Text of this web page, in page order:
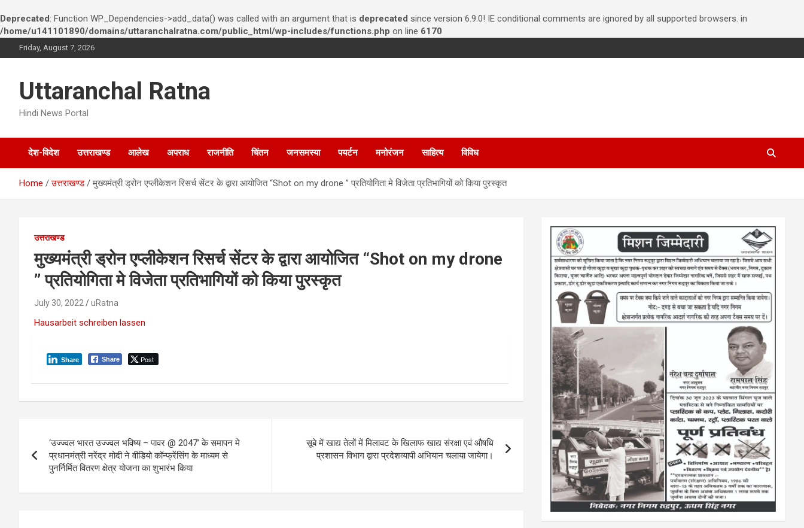
Deprecated: Function WP_Dependencies->add_data() was called with an argument that is deprecated since version 6.9.0! IE conditional comments are ignored by all supported browsers. in
/home/u141101890/domains/uttaranchalratna.com/public_html/wp-includes/functions.php on line 6170
k
e
Friday, August 7, 2026
Uttaranchal Ratna
Hindi News Portal
देश-विदेश उत्तराखण्ड आलेख अपराध राजनीति चिंतन जनसमस्या पयर्टन मनोरंजन साहित्य विविध
Home उत्तराखण्ड मुख्यमंत्री ड्रोन एप्लीकेशन रिसर्च सेंटर के द्वारा आयोजित “Shot on my drone ” प्रतियोगिता मे विजेता प्रतिभागियों को किया पुरस्कृत
उत्तराखण्ड
मुख्यमंत्री ड्रोन एप्लीकेशन रिसर्च सेंटर के द्वारा आयोजित “Shot on my drone
” प्रतियोगिता मे विजेता प्रतिभागियों को किया पुरस्कृत
July 30, 2022 uRatna
Hausarbeit schreiben lassen
Share Post
Share
‘उज्ज्वल भारत उज्ज्वल भविष्य – पावर @ 2047’ के समापन मे
प्रधानमंत्री नरेंद्र मोदी ने वीडियो कॉन्फ्रेंसिंग के माध्यम से
पुनर्निर्मित वितरण क्षेत्र योजना का शुभारंभ किया
सूबे में खाद्य तेलों में मिलावट के खिलाफ खाद्य संरक्षा एवं औषधि
प्रशासन विभाग द्वारा प्रदेशव्यापी अभियान चलाया जायेगा।